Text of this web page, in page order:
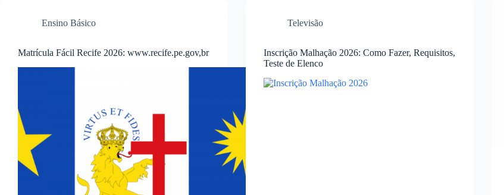
Ensino Básico
Matrícula Fácil Recife 2026: www.recife.pe.gov,br
Televisão
Inscrição Malhação 2026: Como Fazer, Requisitos,
Teste de Elenco